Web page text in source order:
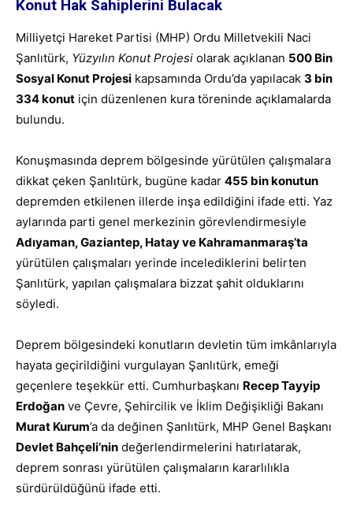
Konut Hak Sahiplerini Bulacak
Milliyetçi Hareket Partisi (MHP) Ordu Milletvekili Naci
Şanlıtürk, Yüzyılın Konut Projesi olarak açıklanan 500 Bin
Sosyal Konut Projesi kapsamında Ordu’da yapılacak 3 bin
334 konut için düzenlenen kura töreninde açıklamalarda
bulundu.
Konuşmasında deprem bölgesinde yürütülen çalışmalara
dikkat çeken Şanlıtürk, bugüne kadar 455 bin konutun
depremden etkilenen illerde inşa edildiğini ifade etti. Yaz
aylarında parti genel merkezinin görevlendirmesiyle
Adıyaman, Gaziantep, Hatay ve Kahramanmaraş’ta
yürütülen çalışmaları yerinde incelediklerini belirten
Şanlıtürk, yapılan çalışmalara bizzat şahit olduklarını
söyledi.
Deprem bölgesindeki konutların devletin tüm imkânlarıyla
hayata geçirildiğini vurgulayan Şanlıtürk, emeği
geçenlere teşekkür etti. Cumhurbaşkanı Recep Tayyip
Erdoğan ve Çevre, Şehircilik ve İklim Değişikliği Bakanı
Murat Kurum’a da değinen Şanlıtürk, MHP Genel Başkanı
Devlet Bahçeli’nin değerlendirmelerini hatırlatarak,
deprem sonrası yürütülen çalışmaların kararlılıkla
sürdürüldüğünü ifade etti.